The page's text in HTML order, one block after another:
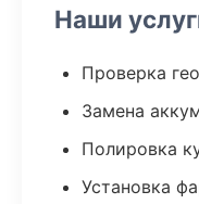
Наши
Проверка
Замена
Полировка
Установка